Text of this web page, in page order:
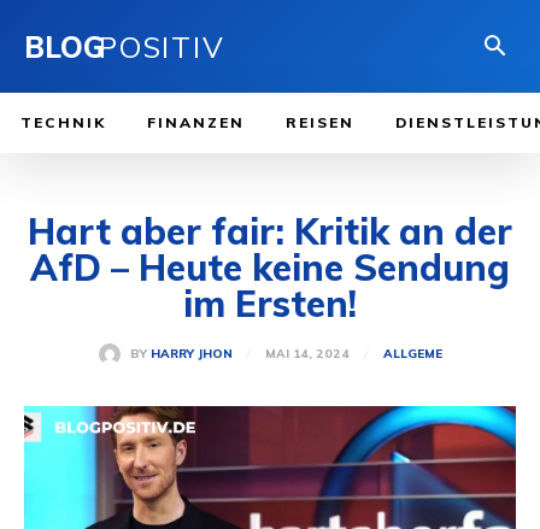
BLOGPOSITIV
TECHNIK FINANZEN REISEN
Hart aber fair: Kritik an der
AfD – Heute keine Sendung
im Ersten!
BY HARRY JHON MAI 14, 2024 ALLGEME